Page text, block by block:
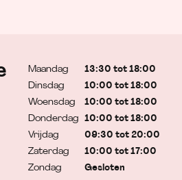
Maandag
Dinsdag
Woensdag
Donderdag
Vrijdag
Zaterdag
Zondag
13:30 tot 18:00
10:00 tot 18:00
10:00 tot 18:00
10:00 tot 18:00
09:30 tot 20:00
10:00 tot 17:00
Gesloten